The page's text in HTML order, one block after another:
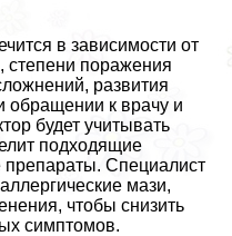
в зависимости от
степени поражения
развития
обращении к врачу и
будет учитывать
подходящие
препараты. Специалист
мази,
чтобы снизить
симптомов.